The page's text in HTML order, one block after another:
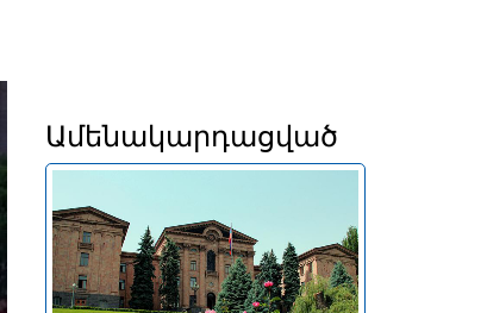
Ամենակարդացված
2-ին, իր աշխատանքն է սկսել
2026 թվականի հունիսի 7-ին
կայացած հերթական
խորհրդարանական